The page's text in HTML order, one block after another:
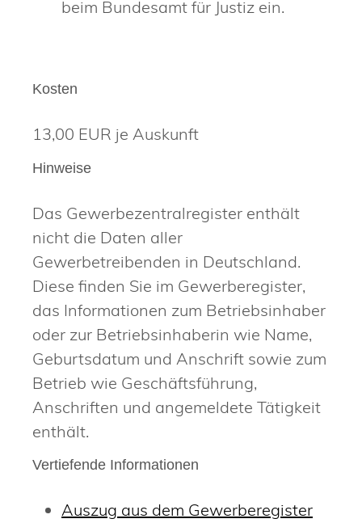
beim Bundesamt für Justiz ein.
Kosten
13,00 EUR je Auskunft
Hinweise
Das Gewerbezentralregister enthält
nicht die Daten aller
Gewerbetreibenden in Deutschland.
Diese finden Sie im Gewerberegister,
das Informationen zum Betriebsinhaber
oder zur Betriebsinhaberin wie Name,
Geburtsdatum und Anschrift sowie zum
Betrieb wie Geschäftsführung,
Anschriften und angemeldete Tätigkeit
enthält.
Vertiefende Informationen
Auszug aus dem Gewerberegister